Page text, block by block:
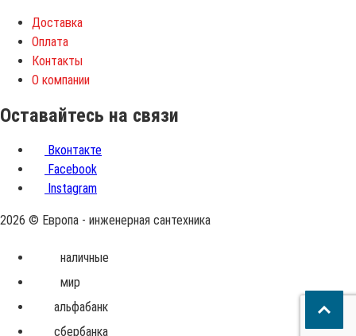
Доставка
Оплата
Контакты
О компании
Оставайтесь на связи
Вконтакте
Facebook
Instagram
2026 © Европа - инженерная сантехника
Принимаем
оплате
наличные
мир
альфабанк
сбербанка